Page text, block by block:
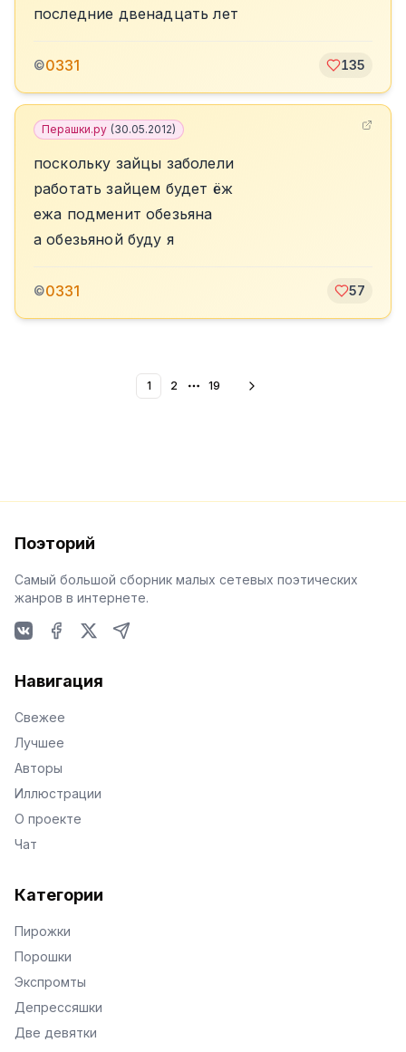
последние двенадцать лет
©0331 135
Перашки.ру (30.05.2012)
поскольку зайцы заболели
работать зайцем будет ёж
ежа подменит обезьяна
а обезьяной буду я
©0331 57
1 2 More pages
19
Поэторий
Самый большой сборник малых сетевых поэтических
жанров в интернете.
Навигация
Свежее
Лучшее
Авторы
Иллюстрации
О проекте
Чат
Категории
Пирожки
Порошки
Экспромты
Депрессяшки
Две девятки